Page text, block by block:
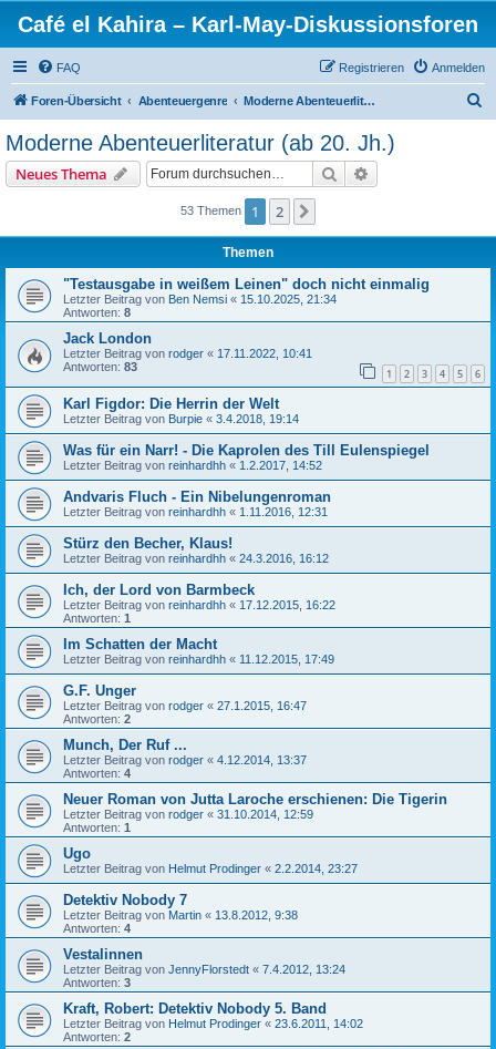
Café el Kahira – Karl-May-Diskussionsforen
FAQ Anmelden
Registrieren
Foren-Übersicht Abenteuergenre Moderne Abenteuerliteratur (ab 20. Jh.)
Moderne Abenteuerliteratur (ab 20. Jh.)
Neues Thema Suche
53 Themen 1 2
Themen
"Testausgabe in weißem Leinen" doch nicht einmalig
Letzter Beitrag von Ben Nemsi « 15.10.2025, 21:34
Antworten: 8
Jack London
Letzter Beitrag von rodger « 17.11.2022, 10:41
Antworten: 83 1 2 3 4 5 6
Karl Figdor: Die Herrin der Welt
Letzter Beitrag von Burpie « 3.4.2018, 19:14
Was für ein Narr! - Die Kaprolen des Till Eulenspiegel
Letzter Beitrag von reinhardhh « 1.2.2017, 14:52
Andvaris Fluch - Ein Nibelungenroman
Letzter Beitrag von reinhardhh « 1.11.2016, 12:31
Stürz den Becher, Klaus!
Letzter Beitrag von reinhardhh « 24.3.2016, 16:12
Ich, der Lord von Barmbeck
Letzter Beitrag von reinhardhh « 17.12.2015, 16:22
Antworten: 1
Im Schatten der Macht
Letzter Beitrag von reinhardhh « 11.12.2015, 17:49
G.F. Unger
Letzter Beitrag von rodger « 27.1.2015, 16:47
Antworten: 2
Munch, Der Ruf ...
Letzter Beitrag von rodger « 4.12.2014, 13:37
Antworten: 4
Neuer Roman von Jutta Laroche erschienen: Die Tigerin
Letzter Beitrag von rodger « 31.10.2014, 12:59
Antworten: 1
Ugo
Letzter Beitrag von Helmut Prodinger « 2.2.2014, 23:27
Detektiv Nobody 7
Letzter Beitrag von Martin « 13.8.2012, 9:38
Antworten: 4
Vestalinnen
Letzter Beitrag von JennyFlorstedt « 7.4.2012, 13:24
Antworten: 3
Kraft, Robert: Detektiv Nobody 5. Band
Letzter Beitrag von Helmut Prodinger « 23.6.2011, 14:02
Antworten: 2